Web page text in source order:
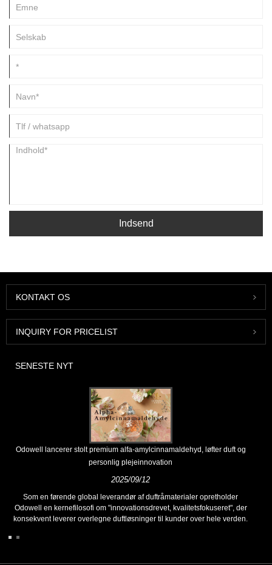
overholdelsesforventningerne til industrien.
Indsend
KONTAKT OS
INQUIRY FOR PRICELIST
SENESTE NYT
Odowell lancerer stolt premium alfa-amylcinnamaldehyd, løfter duft og
personlig plejeinnovation
2025/09/12
Som en førende global leverandør af duftråmaterialer opretholder
Odowell en kernefilosofi om "innovationsdrevet, kvalitetsfokuseret", der
konsekvent leverer overlegne duftløsninger til kunder over hele verden.